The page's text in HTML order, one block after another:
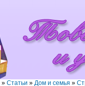
» Статьи » Дом и семья »